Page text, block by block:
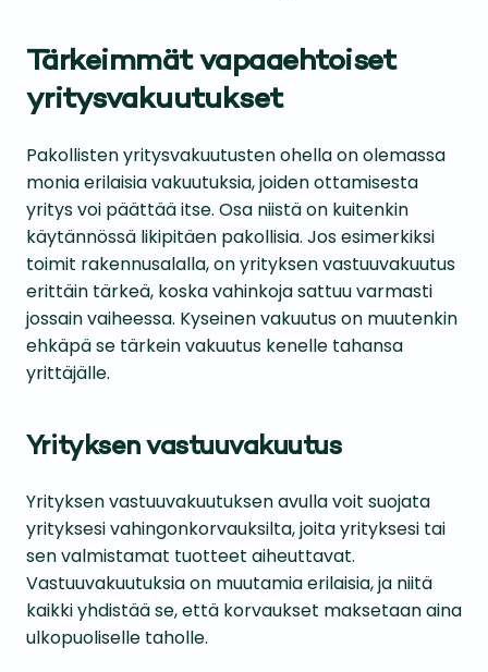
Tärkeimmät vapaaehtoiset
yritysvakuutukset
Pakollisten yritysvakuutusten ohella on olemassa
monia erilaisia vakuutuksia, joiden ottamisesta
yritys voi päättää itse. Osa niistä on kuitenkin
käytännössä likipitäen pakollisia. Jos esimerkiksi
toimit rakennusalalla, on yrityksen vastuuvakuutus
erittäin tärkeä, koska vahinkoja sattuu varmasti
jossain vaiheessa. Kyseinen vakuutus on muutenkin
ehkäpä se tärkein vakuutus kenelle tahansa
yrittäjälle.
Yrityksen vastuuvakuutus
Yrityksen vastuuvakuutuksen avulla voit suojata
yrityksesi vahingonkorvauksilta, joita yrityksesi tai
sen valmistamat tuotteet aiheuttavat.
Vastuuvakuutuksia on muutamia erilaisia, ja niitä
kaikki yhdistää se, että korvaukset maksetaan aina
ulkopuoliselle taholle.